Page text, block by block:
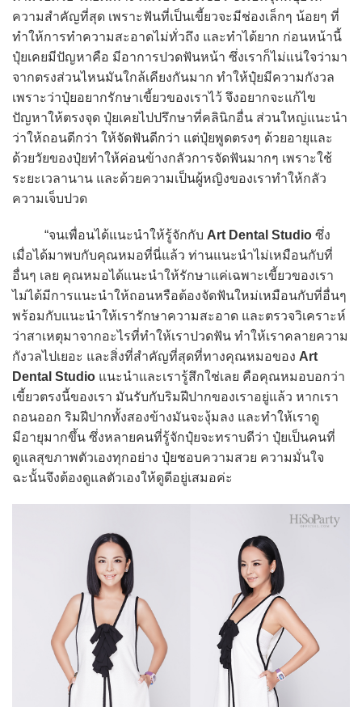
ความสำคัญที่สุด เพราะฟันที่เป็นเขี้ยวจะมีช่องเล็กๆ น้อยๆ ที่
ทำให้การทำความสะอาดไม่ทั่วถึง และทำได้ยาก ก่อนหน้านี้
ปุ๋ยเคยมีปัญหาคือ มีอาการปวดฟันหน้า ซึ่งเราก็ไม่แน่ใจว่ามา
จากตรงส่วนไหนมันใกล้เคียงกันมาก ทำให้ปุ๋ยมีความกังวล
เพราะว่าปุ๋ยอยากรักษาเขี้ยวของเราไว้ จึงอยากจะแก้ไข
ปัญหาให้ตรงจุด ปุ๋ยเคยไปปรึกษาที่คลินิกอื่น ส่วนใหญ่แนะนำ
ว่าให้ถอนดีกว่า ให้จัดฟันดีกว่า แต่ปุ๋ยพูดตรงๆ ด้วยอายุและ
ด้วยวัยของปุ๋ยทำให้ค่อนข้างกลัวการจัดฟันมากๆ เพราะใช้
ระยะเวลานาน และด้วยความเป็นผู้หญิงของเราทำให้กลัว
ความเจ็บปวด
“จนเพื่อนได้แนะนำให้รู้จักกับ Art Dental Studio ซึ่ง
เมื่อได้มาพบกับคุณหมอที่นี่แล้ว ท่านแนะนำไม่เหมือนกับที่
อื่นๆ เลย คุณหมอได้แนะนำให้รักษาแค่เฉพาะเขี้ยวของเรา
ไม่ได้มีการแนะนำให้ถอนหรือต้องจัดฟันใหม่เหมือนกับที่อื่นๆ
พร้อมกับแนะนำให้เรารักษาความสะอาด และตรวจวิเคราะห์
ว่าสาเหตุมาจากอะไรที่ทำให้เราปวดฟัน ทำให้เราคลายความ
กังวลไปเยอะ และสิ่งที่สำคัญที่สุดที่ทางคุณหมอของ Art
Dental Studio แนะนำและเรารู้สึกใช่เลย คือคุณหมอบอกว่า
เขี้ยวตรงนี้ของเรา มันรับกับริมฝีปากของเราอยู่แล้ว หากเรา
ถอนออก ริมฝีปากทั้งสองข้างมันจะงุ้มลง และทำให้เราดู
มีอายุมากขึ้น ซึ่งหลายคนที่รู้จักปุ๋ยจะทราบดีว่า ปุ๋ยเป็นคนที่
ดูแลสุขภาพตัวเองทุกอย่าง ปุ๋ยชอบความสวย ความมั่นใจ
ฉะนั้นจึงต้องดูแลตัวเองให้ดูดีอยู่เสมอค่ะ